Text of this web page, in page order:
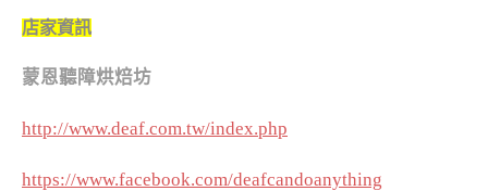
店家資訊
蒙恩聽障烘焙坊
http://www.deaf.com.tw/index.php
https://www.facebook.com/deafcandoanything